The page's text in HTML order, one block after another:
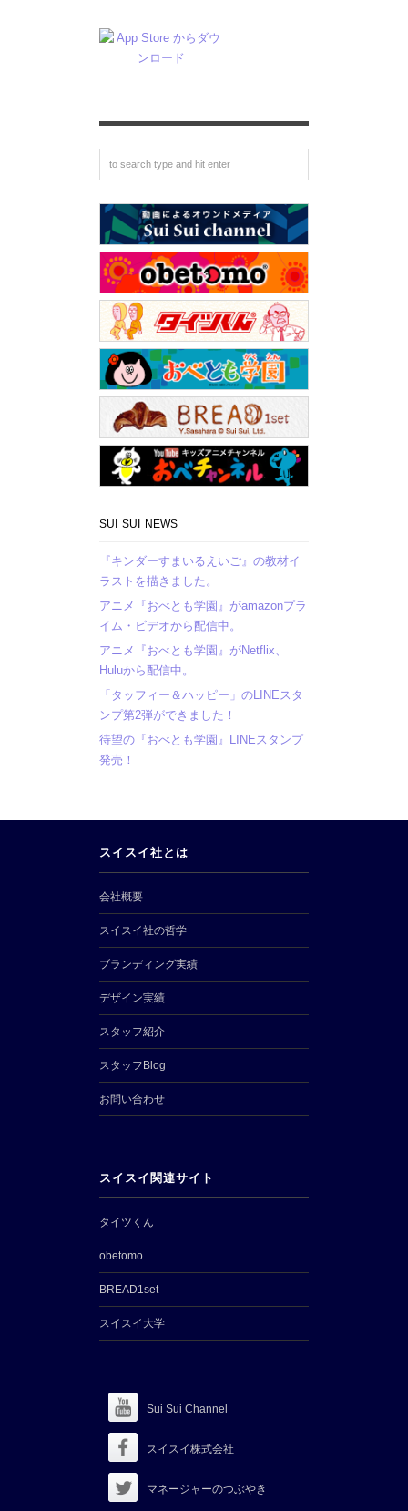
SUI SUI NEWS
『キンダーすまいるえいご』の教材イ
ラストを描きました。
アニメ『おべとも学園』がamazonプラ
イム・ビデオから配信中。
アニメ『おべとも学園』がNetflix、
Huluから配信中。
「タッフィー＆ハッピー」のLINEスタ
ンプ第2弾ができました！
待望の『おべとも学園』LINEスタンプ
発売！
スイスイ社とは
会社概要
スイスイ社の哲学
ブランディング実績
デザイン実績
スタッフ紹介
スタッフBlog
お問い合わせ
スイスイ関連サイト
タイツくん
obetomo
BREAD1set
スイスイ大学
Sui Sui Channel
スイスイ株式会社
マネージャーのつぶやき